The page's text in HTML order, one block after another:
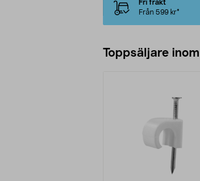
Fri frakt
Från 599 kr*
Toppsäljare